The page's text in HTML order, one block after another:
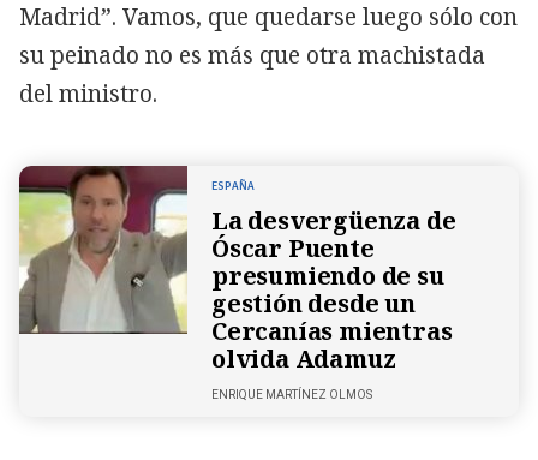
Madrid”. Vamos, que quedarse luego sólo con
su peinado no es más que otra machistada
del ministro.
ESPAÑA
La desvergüenza de
Óscar Puente
presumiendo de su
gestión desde un
Cercanías mientras
olvida Adamuz
ENRIQUE MARTÍNEZ OLMOS